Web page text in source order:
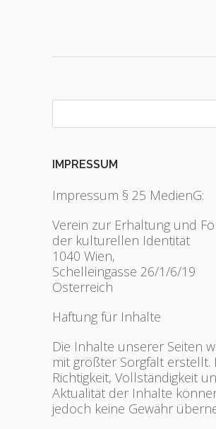
IMPRESSUM
Impressum § 25 MedienG:
Verein zur Erhaltung und
der kulturellen Identität
1040 Wien,
Schelleingasse 26/1/6/19
Österreich
Haftung für Inhalte
Die Inhalte unserer Seiten
mit größter Sorgfalt erstellt.
Richtigkeit, Vollständigkeit
Aktualität der Inhalte
jedoch keine Gewähr